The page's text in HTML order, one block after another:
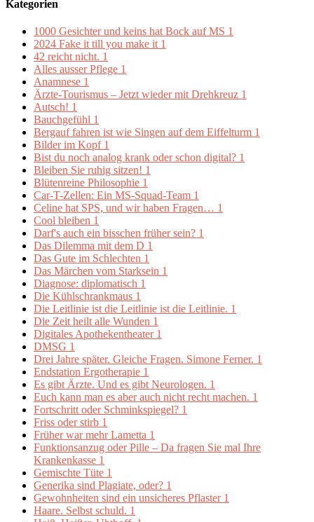
Kategorien
1000 Gesichter und keins hat Bock auf MS 1
2024 Fake it till you make it 1
42 reicht nicht. 1
Alles ausser Pflege 1
Anamnese 1
Ärzte-Tourismus – Jetzt wieder mit Drehkreuz 1
Autsch! 1
Bauchgefühl 1
Bergauf fahren ist wie Singen auf dem Eiffelturm 1
Bilder im Kopf 1
Bist du noch analog krank oder schon digital? 1
Bleiben Sie ruhig sitzen! 1
Blütenreine Philosophie 1
Car-T-Zellen: Ein MS-Squad-Team 1
Celine hat SPS, und wir haben Fragen… 1
Cool bleiben 1
Darf's auch ein bisschen früher sein? 1
Das Dilemma mit dem D 1
Das Gute im Schlechten 1
Das Märchen vom Starksein 1
Diagnose: diplomatisch 1
Die Kühlschrankmaus 1
Die Leitlinie ist die Leitlinie ist die Leitlinie. 1
Die Zeit heilt alle Wunden 1
Digitales Apothekentheater 1
DMSG 1
Drei Jahre später. Gleiche Fragen. Simone Ferner. 1
Endstation Ergotherapie 1
Es gibt Ärzte. Und es gibt Neurologen. 1
Euch kann man es aber auch nicht recht machen. 1
Fortschritt oder Schminkspiegel? 1
Friss oder stirb 1
Früher war mehr Lametta 1
Funktionsanzug oder Pille – Da fragen Sie mal Ihre
Krankenkasse 1
Gemischte Tüte 1
Generika sind Plagiate, oder? 1
Gewohnheiten sind ein unsicheres Pflaster 1
Haare. Selbst schuld. 1